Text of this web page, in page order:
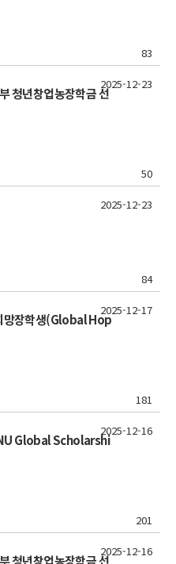
83
청년창업농장학금 선
50
2025-12-23
84
2025-12-23
망장학생(Global Hop
181
2025-12-17
Global Scholarshi
201
2025-12-16
청년창업농장학금 선
2025-12-16